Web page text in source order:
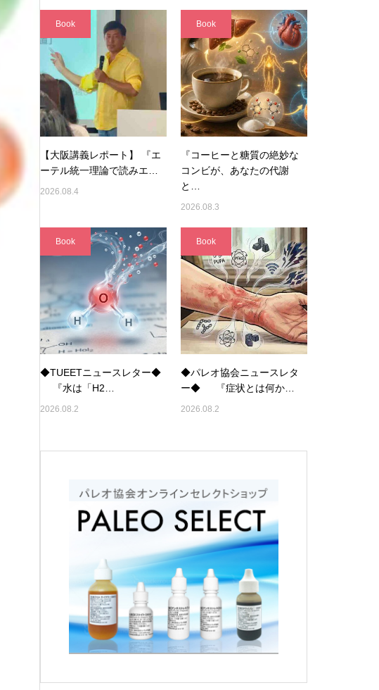
Book
【大阪講義レポート】 『エ
ーテル統一理論で読みエ…
2026.08.4
Book
『コーヒーと糖質の絶妙な
コンビが、あなたの代謝
と…
2026.08.3
Book
◆TUEETニュースレター◆
『水は「H2…
2026.08.2
Book
◆パレオ協会ニュースレタ
ー◆ 『症状とは何か…
2026.08.2